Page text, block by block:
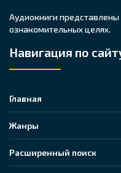
Аудиокниги
ознакомительных целях.
Навигация по
Главная
Жанры
Расширенный поиск